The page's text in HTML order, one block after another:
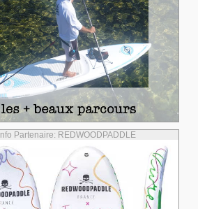
Info Partenaire: REDWOODPADDLE